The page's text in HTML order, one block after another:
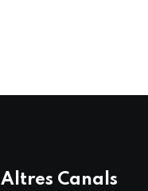
Altres Canals